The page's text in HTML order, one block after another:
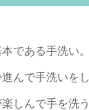
である手洗い
んで手洗いを
しんで手を洗